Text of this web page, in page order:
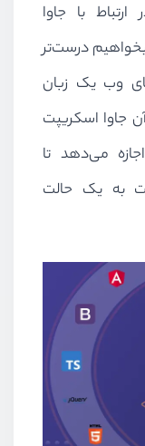
با جاوا
درست‌تر
وب یک زبان
جاوا اسکریپت
می‌دهد تا
به یک حالت